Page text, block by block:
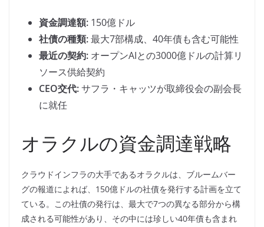
資金調達額: 150億ドル
社債の種類:最大7部構成、40年債も含む可能性
最近の契約: オープンAIとの3000億ドルの計算リ
ソース供給契約
CEO交代:サフラ・キャッツが取締役会の副会長
に就任
オラクルの資金調達戦略
クラウドインフラの大手であるオラクルは、ブルームバー
グの報道によれば、150億ドルの社債を発行する計画を立て
ている。この社債の発行は、最大で7つの異なる部分から構
成される可能性があり、その中には珍しい40年債も含まれ